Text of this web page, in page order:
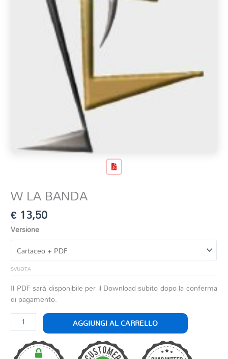
W LA BANDA
€ 13,50
Versione
SVUOTA
Il PDF sarà disponibile per il Download subito dopo la conferma
di pagamento.
W
LA
BANDA
quantità
AGGIUNGI AL CARRELLO